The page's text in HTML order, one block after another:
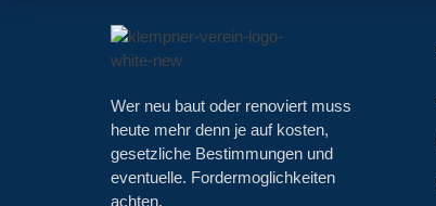
Wer neu baut oder renoviert muss
heute mehr denn je auf kosten,
gesetzliche Bestimmungen und
eventuelle. Fordermoglichkeiten
achten.